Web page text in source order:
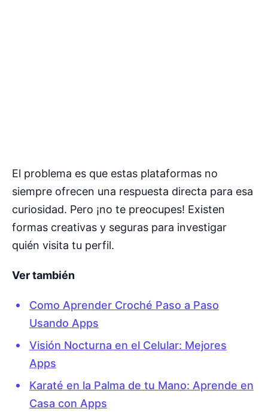
El problema es que estas plataformas no
siempre ofrecen una respuesta directa para esa
curiosidad. Pero ¡no te preocupes! Existen
formas creativas y seguras para investigar
quién visita tu perfil.
Ver también
Como Aprender Croché Paso a Paso
Usando Apps
Visión Nocturna en el Celular: Mejores
Apps
Karaté en la Palma de tu Mano: Aprende en
Casa con Apps